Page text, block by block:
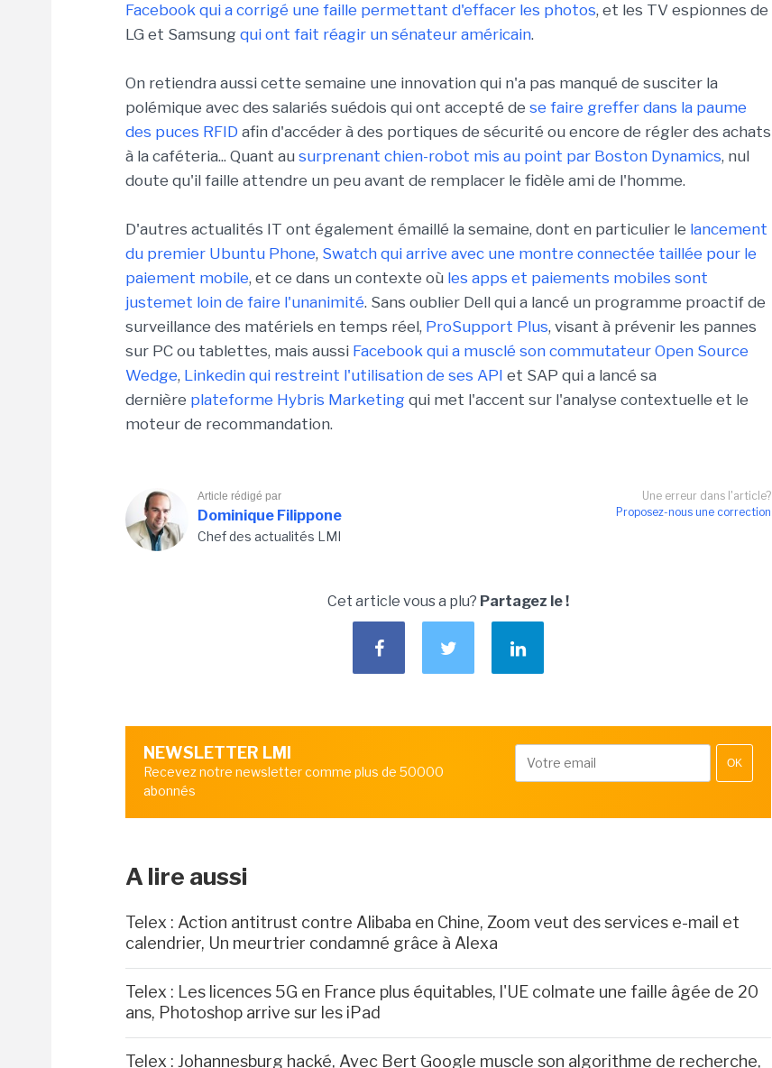
Facebook qui a corrigé une faille permettant d'effacer les photos, et les TV espionnes de
LG et Samsung qui ont fait réagir un sénateur américain.
On retiendra aussi cette semaine une innovation qui n'a pas manqué de susciter la
polémique avec des salariés suédois qui ont accepté de se faire greffer dans la paume
des puces RFID afin d'accéder à des portiques de sécurité ou encore de régler des achats
à la caféteria... Quant au surprenant chien-robot mis au point par Boston Dynamics, nul
doute qu'il faille attendre un peu avant de remplacer le fidèle ami de l'homme.
D'autres actualités IT ont également émaillé la semaine, dont en particulier le lancement
du premier Ubuntu Phone, Swatch qui arrive avec une montre connectée taillée pour le
paiement mobile, et ce dans un contexte où les apps et paiements mobiles sont
justemet loin de faire l'unanimité. Sans oublier Dell qui a lancé un programme proactif de
surveillance des matériels en temps réel, ProSupport Plus, visant à prévenir les pannes
sur PC ou tablettes, mais aussi Facebook qui a musclé son commutateur Open Source
Wedge, Linkedin qui restreint l'utilisation de ses API et SAP qui a lancé sa
dernière plateforme Hybris Marketing qui met l'accent sur l'analyse contextuelle et le
moteur de recommandation.
Une erreur dans l'article?
Proposez-nous une correction
Article rédigé par
Dominique Filippone
Chef des actualités LMI
Cet article vous a plu? Partagez le !
NEWSLETTER LMI
Recevez notre newsletter comme plus de 50000
abonnés
OK
A lire aussi
Telex : Action antitrust contre Alibaba en Chine, Zoom veut des services e-mail et
calendrier, Un meurtrier condamné grâce à Alexa
Telex : Les licences 5G en France plus équitables, l'UE colmate une faille âgée de 20
ans, Photoshop arrive sur les iPad
Telex : Johannesburg hacké, Avec Bert Google muscle son algorithme de recherche,